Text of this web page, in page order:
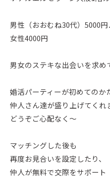
男性（おおむね30代）5000円．
女性4000円
男女のステキな出会いを求め
婚活パーティーが初めてのか
仲人さん達が盛り上げてくれ
どうぞご心配なく～
マッチングした後も
再度お見合いを設定したり、
仲人が無料で交際をサポート